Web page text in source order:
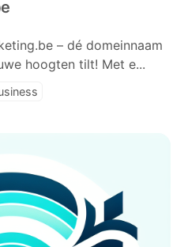
– dé domeinnaam
hoogten tilt! Met e...